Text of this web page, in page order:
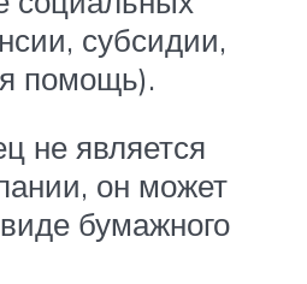
субсидии,
помощь).
не является
он может
бумажного